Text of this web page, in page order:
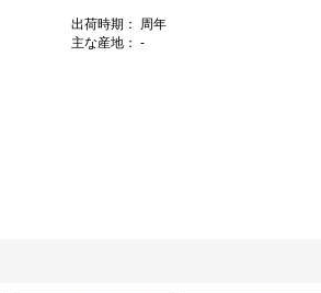
出荷時期： 周年
主な産地： -